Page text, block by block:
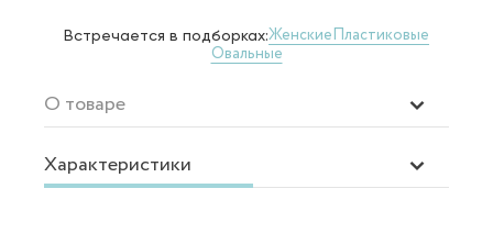
Встречается в подборках:ЖенскиеПластиковые
Овальные
О товаре
Характеристики